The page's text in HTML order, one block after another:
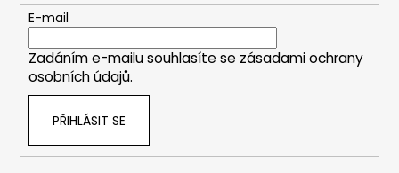
E-mail
Zadáním e-mailu souhlasíte se zásadami ochrany
osobních údajů.
PŘIHLÁSIT SE